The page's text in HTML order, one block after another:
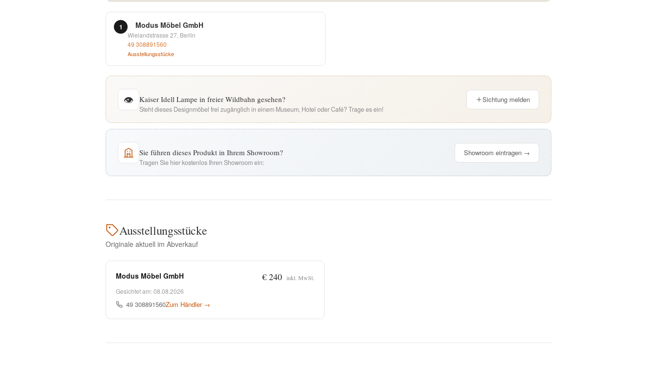
1 Modus Möbel GmbH
Wielandstrasse 27, Berlin
49 308891560
Ausstellungsstücke
👁 Kaiser Idell Lampe in freier Wildbahn gesehen?
Steht dieses Designmöbel frei zugänglich in einem Museum, Hotel oder Café? Trage es ein!
Sichtung melden
Sie führen dieses Produkt in Ihrem Showroom?
Tragen Sie hier kostenlos Ihren Showroom ein:
Showroom eintragen →
Ausstellungsstücke
Originale aktuell im Abverkauf
Modus Möbel GmbH € 240 inkl. MwSt.
Gesichtet am: 08.08.2026
49 308891560Zum Händler →